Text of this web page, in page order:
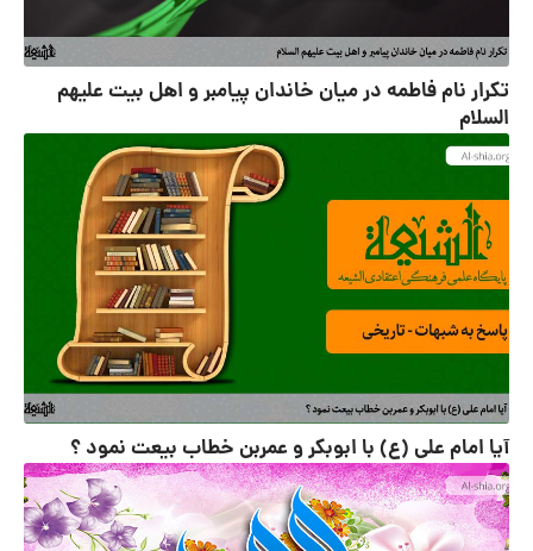
تکرار نام فاطمه در میان خاندان پیامبر و اهل بیت علیهم
السلام
آیا امام علی (ع) با ابوبکر و عمربن خطاب بیعت نمود ؟